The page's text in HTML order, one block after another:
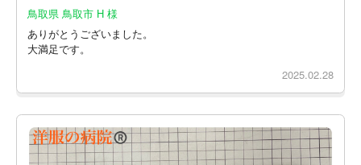
鳥取県 鳥取市 H 様
ありがとうございました。
大満足です。
2025.02.28